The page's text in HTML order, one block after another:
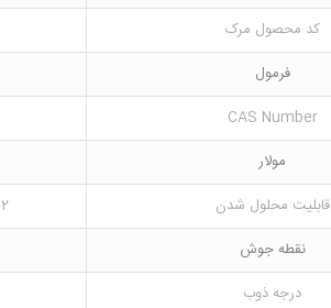
کد محصول مرک
فرمول
CAS Number
مولار
قابلیت محلول شدن
نقطه جوش
درجه ذوب